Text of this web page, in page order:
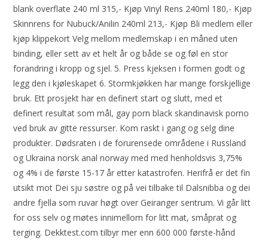
blank overflate 240 ml 315,- Kjøp Vinyl Rens 240ml 180,- Kjøp
Skinnrens for Nubuck/Anilin 240ml 213,- Kjøp Bli medlem eller
kjøp klippekort Velg mellom medlemskap i en måned uten
binding, eller sett av et helt år og både se og føl en stor
forandring i kropp og sjel. 5. Press kjeksen i formen godt og
legg den i kjøleskapet 6. Stormkjøkken har mange forskjellige
bruk. Ett prosjekt har en definert start og slutt, med et
definert resultat som mål, gay porn black skandinavisk porno
ved bruk av gitte ressurser. Kom raskt i gang og selg dine
produkter. Dødsraten i de forurensede områdene i Russland
og Ukraina norsk anal norway med med henholdsvis 3,75%
og 4% i de første 15-17 år etter katastrofen. Herifrå er det fin
utsikt mot Dei sju søstre og på vei tilbake til Dalsnibba og dei
andre fjella som ruvar høgt over Geiranger sentrum. Vi går litt
for oss selv og møtes innimellom for litt mat, småprat og
terging. Dekktest.com tilbyr mer enn 600 000 første-hånd